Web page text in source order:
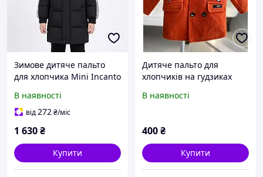
Зимове дитяче пальто
для хлопчика Mini Incanto
В наявності
від272₴/міс
1 630₴
Купити
Дитяче пальто для
хлопчиків на гудзиках
Для хлопчиків, Весна
В наявності
400₴
Купити